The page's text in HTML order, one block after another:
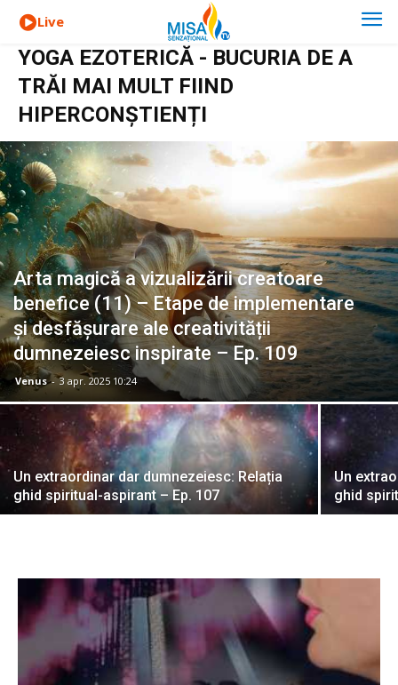
Live
YOGA EZOTERICĂ - BUCURIA DE A
TRĂI MAI MULT FIIND
HIPERCONȘTIENȚI
Arta magică a vizualizării creatoare
benefice (11) – Etape de implementare
și desfășurare ale creativității
dumnezeiesc inspirate – Ep. 109
Venus - 3 apr. 2025 10:24
Un extraordinar dar dumnezeiesc: Relația
ghid spiritual-aspirant – Ep. 107
Un
ghid